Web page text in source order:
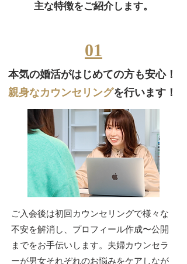
​主な特徴をご紹介します。
本気の婚活がはじめての方も安心！
親身なカウンセリングを行います！
01
ご入会後は初回カウンセリングで様々な
不安を解消し、プロフィール作成〜公開
までをお手伝いします。夫婦カウンセラ
ーが男女それぞれのお悩みをケアしなが